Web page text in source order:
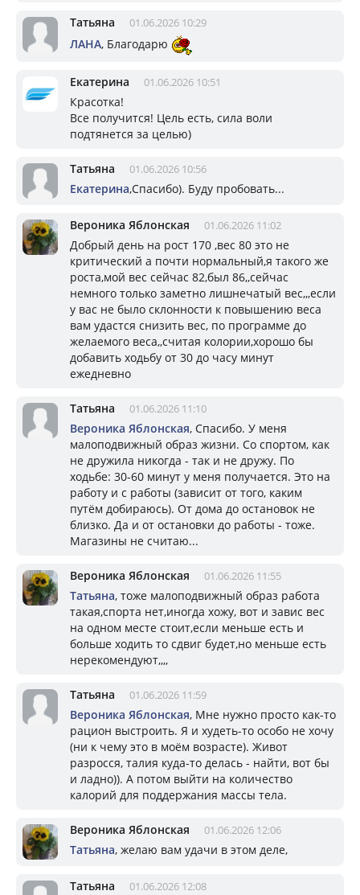
Татьяна 01.06.2026 10:29
ЛАНА, Благодарю
Eкатерина 01.06.2026 10:51
Красотка!
Все получится! Цель есть, сила воли
подтянется за целью)
Татьяна 01.06.2026 10:56
Eкатерина,Спасибо). Буду пробовать...
Вероника Яблонская 01.06.2026 11:02
Добрый день на рост 170 ,вес 80 это не
критический а почти нормальный,я такого же
роста,мой вес сейчас 82,был 86,,сейчас
немного только заметно лишнечатый вес,,,если
у вас не было склонности к повышению веса
вам удастся снизить вес, по программе до
желаемого веса,,считая колории,хорошо бы
добавить ходьбу от 30 до часу минут
ежедневно
Татьяна 01.06.2026 11:10
Вероника Яблонская, Спасибо. У меня
малоподвижный образ жизни. Со спортом, как
не дружила никогда - так и не дружу. По
ходьбе: 30-60 минут у меня получается. Это на
работу и с работы (зависит от того, каким
путём добираюсь). От дома до остановок не
близко. Да и от остановки до работы - тоже.
Магазины не считаю...
Вероника Яблонская 01.06.2026 11:55
Татьяна, тоже малоподвижный образ работа
такая,спорта нет,иногда хожу, вот и завис вес
на одном месте стоит,если меньше есть и
больше ходить то сдвиг будет,но меньше есть
нерекомендуют,,,,
Татьяна 01.06.2026 11:59
Вероника Яблонская, Мне нужно просто как-то
рацион выстроить. Я и худеть-то особо не хочу
(ни к чему это в моём возрасте). Живот
разросся, талия куда-то делась - найти, вот бы
и ладно)). А потом выйти на количество
калорий для поддержания массы тела.
Вероника Яблонская 01.06.2026 12:06
Татьяна, желаю вам удачи в этом деле,
Татьяна 01.06.2026 12:08